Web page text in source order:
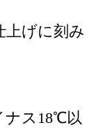
上げに刻み
ナス18℃以